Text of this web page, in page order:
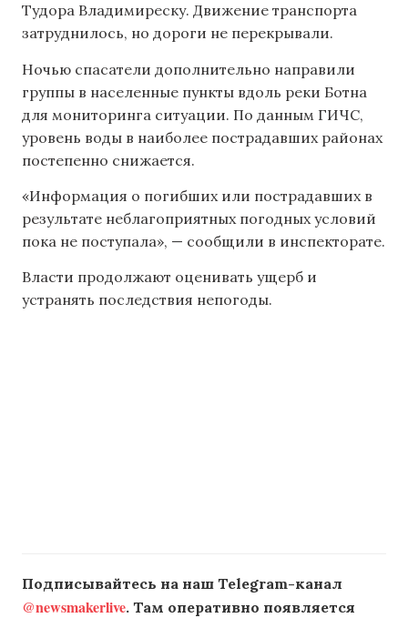
Тудора Владимиреску. Движение транспорта
затруднилось, но дороги не перекрывали.
Ночью спасатели дополнительно направили
группы в населенные пункты вдоль реки Ботна
для мониторинга ситуации. По данным ГИЧС,
уровень воды в наиболее пострадавших районах
постепенно снижается.
«Информация о погибших или пострадавших в
результате неблагоприятных погодных условий
пока не поступала», — сообщили в инспекторате.
Власти продолжают оценивать ущерб и
устранять последствия непогоды.
Подписывайтесь на наш Telegram-канал
@newsmakerlive. Там оперативно появляется